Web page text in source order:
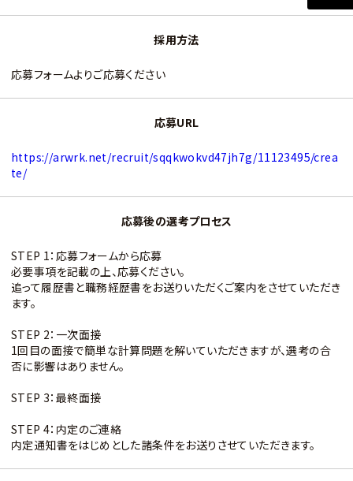
採用方法
応募フォームよりご応募ください
応募URL
https://arwrk.net/recruit/sqqkwokvd47jh7g/11123495/crea
te/
応募後の選考プロセス
STEP 1：応募フォームから応募
必要事項を記載の上、応募ください。
追って履歴書と職務経歴書をお送りいただくご案内をさせていただき
ます。
STEP 2：一次面接
1回目の面接で簡単な計算問題を解いていただきますが、選考の合
否に影響はありません。
STEP 3：最終面接
STEP 4：内定のご連絡
内定通知書をはじめとした諸条件をお送りさせていただきます。